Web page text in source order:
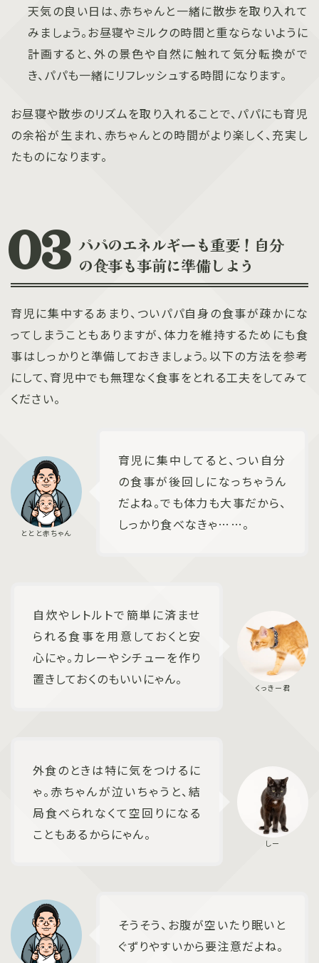
天気の良い日は、赤ちゃんと一緒に散歩を取り入れて
みましょう。お昼寝やミルクの時間と重ならないように
計画すると、外の景色や自然に触れて気分転換がで
き、パパも一緒にリフレッシュする時間になります。
お昼寝や散歩のリズムを取り入れることで、パパにも育児
の余裕が生まれ、赤ちゃんとの時間がより楽しく、充実し
たものになります。
パパのエネルギーも重要！自分
の食事も事前に準備しよう
育児に集中するあまり、ついパパ自身の食事が疎かにな
ってしまうこともありますが、体力を維持するためにも食
事はしっかりと準備しておきましょう。以下の方法を参考
にして、育児中でも無理なく食事をとれる工夫をしてみて
ください。
育児に集中してると、つい自分
の食事が後回しになっちゃうん
だよね。でも体力も大事だから、
しっかり食べなきゃ……。
自炊やレトルトで簡単に済ませ
られる食事を用意しておくと安
心にゃ。カレーやシチューを作り
置きしておくのもいいにゃん。
外食のときは特に気をつけるに
ゃ。赤ちゃんが泣いちゃうと、結
局食べられなくて空回りになる
こともあるからにゃん。
そうそう、お腹が空いたり眠いと
ぐずりやすいから要注意だよね。